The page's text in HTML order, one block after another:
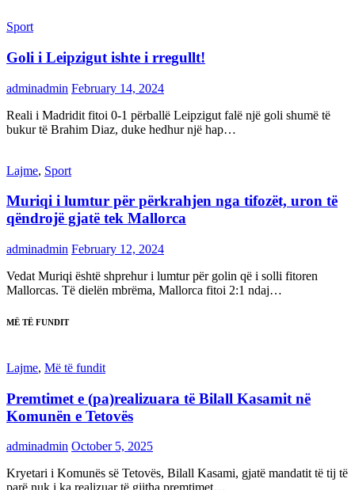
Sport
Goli i Leipzigut ishte i rregullt!
adminadmin February 14, 2024
Reali i Madridit fitoi 0-1 përballë Leipzigut falë një goli shumë të
bukur të Brahim Diaz, duke hedhur një hap…
Lajme, Sport
Muriqi i lumtur për përkrahjen nga tifozët, uron të
qëndrojë gjatë tek Mallorca
adminadmin February 12, 2024
Vedat Muriqi është shprehur i lumtur për golin që i solli fitoren
Mallorcas. Të dielën mbrëma, Mallorca fitoi 2:1 ndaj…
MË TË FUNDIT
Lajme, Më të fundit
Premtimet e (pa)realizuara të Bilall Kasamit në
Komunën e Tetovës
adminadmin October 5, 2025
Kryetari i Komunës së Tetovës, Bilall Kasami, gjatë mandatit të tij të